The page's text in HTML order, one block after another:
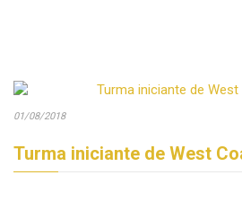
01/08/2018
Turma iniciante de West